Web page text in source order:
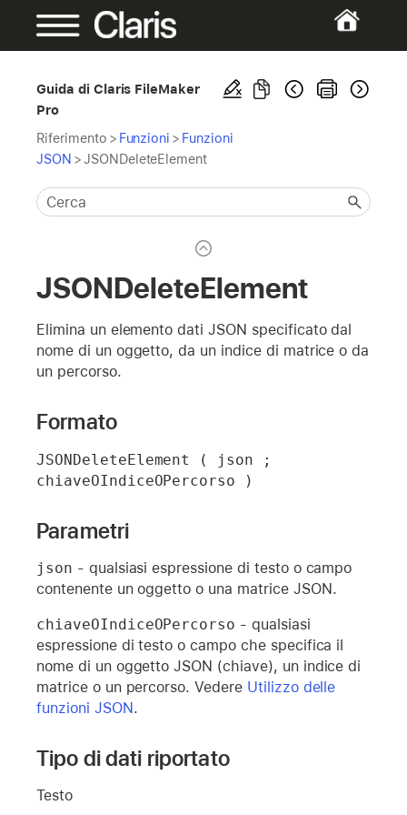
Guida di Claris FileMaker
Pro
Riferimento > Funzioni > Funzioni
JSON >JSONDeleteElement
JSONDeleteElement
Elimina un elemento dati JSON specificato dal
nome di un oggetto, da un indice di matrice o da
un percorso.
Formato
JSONDeleteElement ( json ;
chiaveOIndiceOPercorso )
Parametri
json - qualsiasi espressione di testo o campo
contenente un oggetto o una matrice JSON.
chiaveOIndiceOPercorso - qualsiasi
espressione di testo o campo che specifica il
nome di un oggetto JSON (chiave), un indice di
matrice o un percorso. Vedere Utilizzo delle
funzioni JSON.
Tipo di dati riportato
Testo